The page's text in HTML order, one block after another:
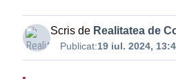
Scris de Realitatea de
Publicat:19 iul. 2024,